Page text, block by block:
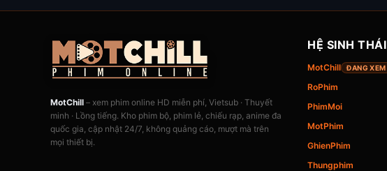
MotChill – xem phim online HD miễn phí, Vietsub · Thuyết
minh · Lồng tiếng. Kho phim bộ, phim lẻ, chiếu rạp, anime đa
quốc gia, cập nhật 24/7, không quảng cáo, mượt mà trên
mọi thiết bị.
HỆ SINH THÁI
MotChill ĐANG XEM
RoPhim
PhimMoi
MotPhim
GhienPhim
Thungphim